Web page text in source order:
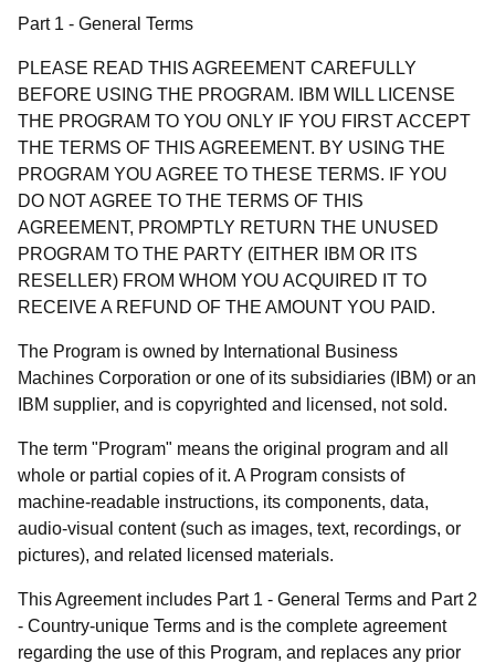
Part 1 - General Terms
PLEASE READ THIS AGREEMENT CAREFULLY
BEFORE USING THE PROGRAM. IBM WILL LICENSE
THE PROGRAM TO YOU ONLY IF YOU FIRST ACCEPT
THE TERMS OF THIS AGREEMENT. BY USING THE
PROGRAM YOU AGREE TO THESE TERMS. IF YOU
DO NOT AGREE TO THE TERMS OF THIS
AGREEMENT, PROMPTLY RETURN THE UNUSED
PROGRAM TO THE PARTY (EITHER IBM OR ITS
RESELLER) FROM WHOM YOU ACQUIRED IT TO
RECEIVE A REFUND OF THE AMOUNT YOU PAID.
The Program is owned by International Business
Machines Corporation or one of its subsidiaries (IBM) or an
IBM supplier, and is copyrighted and licensed, not sold.
The term "Program" means the original program and all
whole or partial copies of it. A Program consists of
machine-readable instructions, its components, data,
audio-visual content (such as images, text, recordings, or
pictures), and related licensed materials.
This Agreement includes Part 1 - General Terms and Part 2
- Country-unique Terms and is the complete agreement
regarding the use of this Program, and replaces any prior